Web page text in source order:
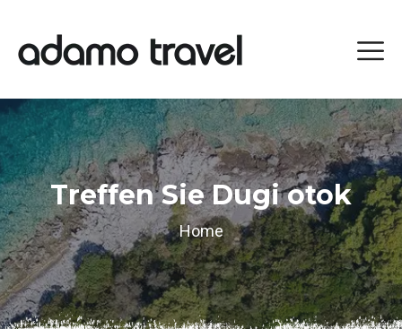
Treffen Sie Dugi otok
Home